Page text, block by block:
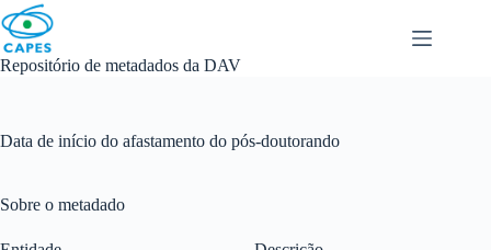
Skip
to
content
Repositório de metadados da DAV
Data de início do afastamento do pós-doutorando
Sobre o metadado